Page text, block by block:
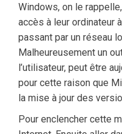
Windows, on le
accès à leur ordinateur
passant par un réseau
Malheureusement un
l’utilisateur, peut être
pour cette raison que
la mise à jour des
Pour enclencher cette